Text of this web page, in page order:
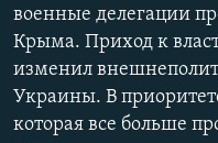
военные делегации
Крыма. Приход к
изменил
Украины. В
которая все больше